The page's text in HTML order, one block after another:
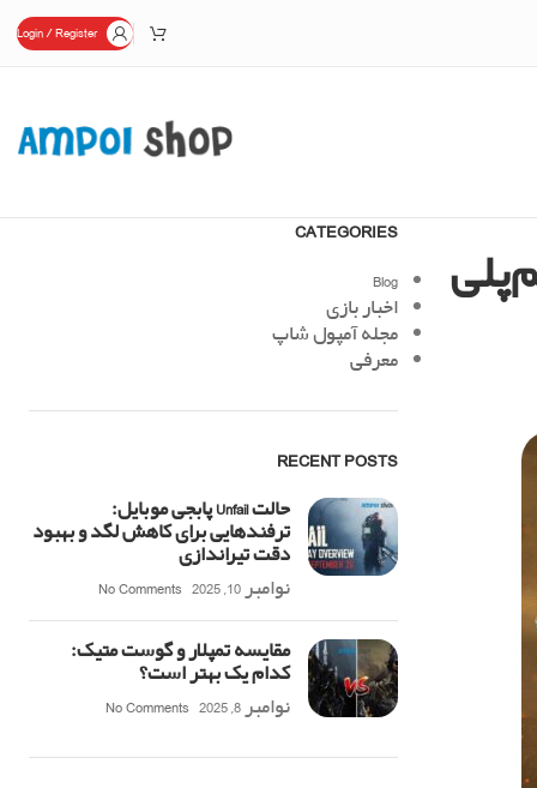
Login / Register
CATEGORIES
Blog
اخبار بازی
مجله آمپول شاپ
معرفی
RECENT POSTS
حالت Unfail پابجی موبایل:
ترفندهایی برای کاهش لگد و بهبود
دقت تیراندازی
نوامبر 10, 2025
No Comments
مقایسه تمپلار و گوست متیک:
کدام یک بهتر است؟
نوامبر 8, 2025
No Comments